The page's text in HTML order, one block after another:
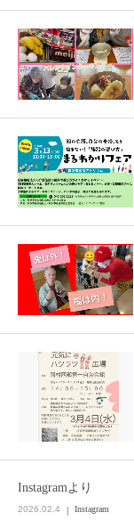
Instagramより
2026.02.4 Instagram